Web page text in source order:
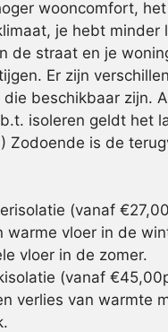
wooncomfort,
je hebt minder
de straat en je
Er zijn
die beschikbaar zijn.
isoleren geldt het
Zodoende is de
(vanaf
warme vloer in de
vloer in de zomer.
(vanaf
verlies van warmte